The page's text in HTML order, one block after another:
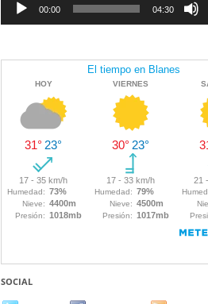
00:00 04:30
SOCIAL